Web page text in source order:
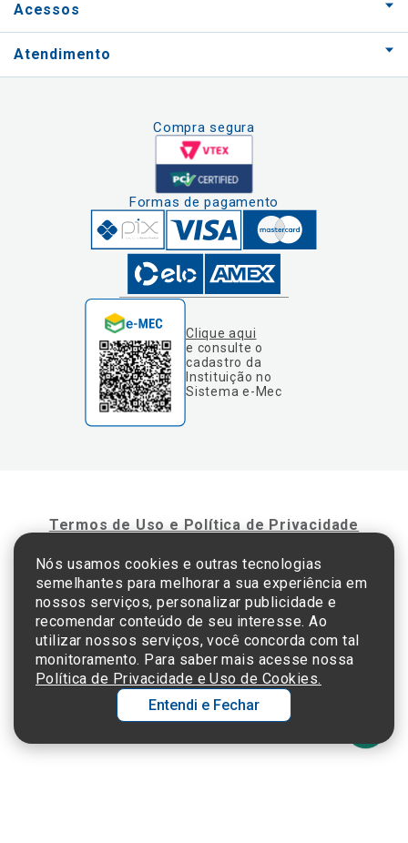
Acessos
Atendimento
Compra segura
Formas de pagamento
Clique aqui
e consulte o
cadastro da
Instituição no
Sistema e-Mec
Termos de Uso e Política de Privacidade
©2025 Einstein Hospital Israelita -TODOS OS DIREITOS RESERVADOS
CNPJ: 60.765.823/0001-30 - Endereço: Av. Albert Einstein, 627 - Morumbi - São
Paulo - SP - 05652-000
Nós usamos cookies e outras tecnologias
semelhantes para melhorar a sua experiência em
nossos serviços, personalizar publicidade e
recomendar conteúdo de seu interesse. Ao
utilizar nossos serviços, você concorda com tal
monitoramento. Para saber mais acesse nossa
Política de Privacidade e Uso de Cookies.
Entendi e Fechar